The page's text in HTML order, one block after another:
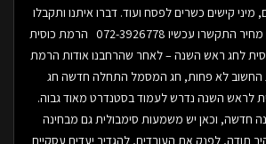
מיני קישים כשרים לפסח ועוד. דברו איתנו ותקבלו
הצעה פרטנית. להצעת מחיר התקשרו עכשיו 072-3926778 הרמת כוסית
לחג ראש השנה – לאחר שהרחבנו אודות הרמת
החשוב לא פחות, חג המסמל התחלה חדשה חג
לראש השנה נדרש לעמוד בסטנדרט מאוד גבוה.
חדשה, וכאן יש משמעות סימבולית גם מבחינה
תודה, לפנק את העובדים, להגדיר יעדים עסקיים